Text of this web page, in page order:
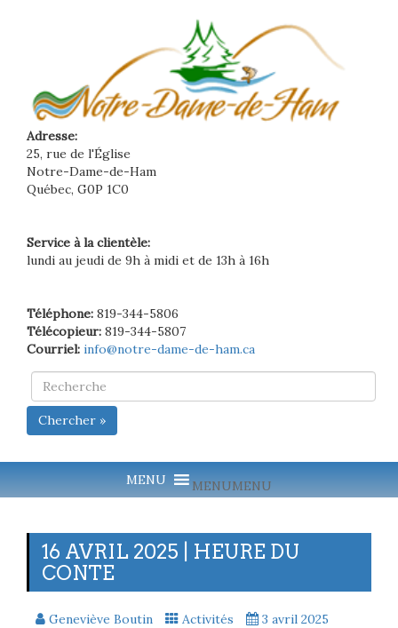
Adresse:
25, rue de l'Église
Notre-Dame-de-Ham
Québec, G0P 1C0
Service à la clientèle:
lundi au jeudi de 9h à midi et de 13h à 16h
Téléphone: 819-344-5806
Télécopieur: 819-344-5807
Courriel: info@notre-dame-de-ham.ca
Chercher »
MENUMENU
16 AVRIL 2025 | HEURE DU
CONTE
Geneviève Boutin Activités 3 avril 2025